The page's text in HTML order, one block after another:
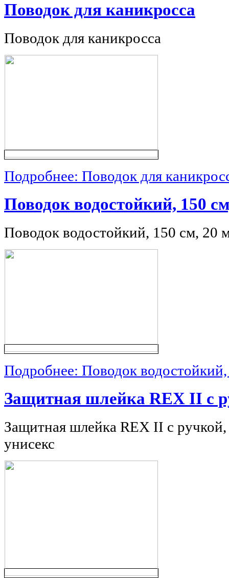
Поводок для каникросса
Поводок для каникросса
Подробнее: Поводок для
Поводок водостойкий, 150
Поводок водостойкий, 150 см, 20
Подробнее: Поводок
Защитная шлейка REX II с
Защитная шлейка REX II с ручкой,
унисекс